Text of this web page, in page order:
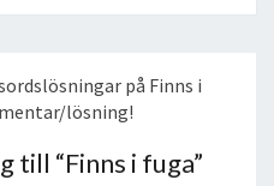
på Finns i
lösning!
till “Finns i fuga”